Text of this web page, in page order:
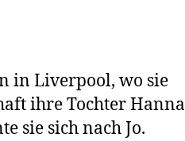
in Liverpool, wo sie
ihre Tochter Hanna
sie sich nach Jo.